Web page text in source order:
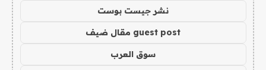
نشر جيست بوست
guest post مقال ضيف
سوق العرب